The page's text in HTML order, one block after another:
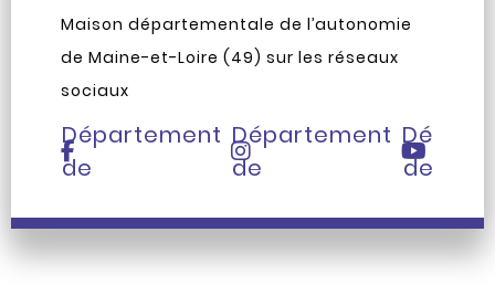
Maison départementale de l’autonomie
de Maine-et-Loire (49) sur les réseaux
sociaux
Page
Facebook
du
Département
de
et-
Loire
Compte
Instagram
Département
de
et-
Loire
Chaîne
de
et-
Loire